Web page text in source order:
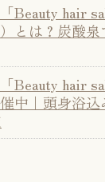
Beauty hair
）とは？炭酸
Beauty hair
中｜頭身浴